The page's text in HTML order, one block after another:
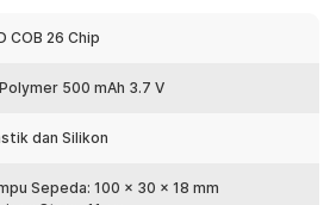
mampu membantu pengendara
lebih jelas saat berkendara malam
meningkatkan keamanan saat
dari mode standar hingga mode
COB 26 Chip
500 mAh 3.7 V
dan Silikon
Sepeda: 100 x 30 x 18 mm